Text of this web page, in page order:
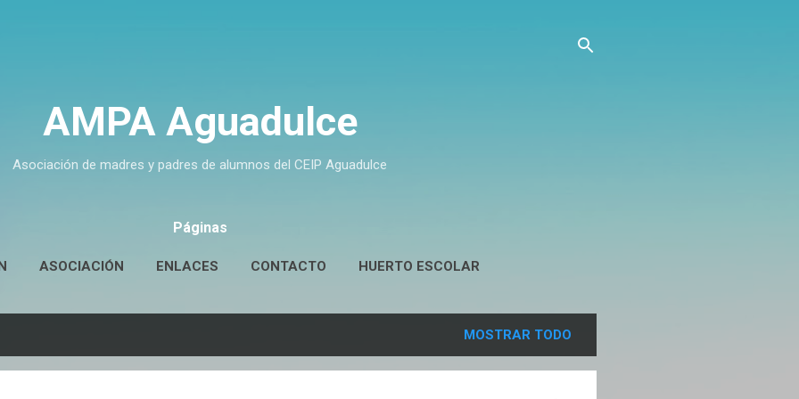
AMPA Aguadulce
Asociación de madres y padres de alumnos del CEIP Aguadulce
Páginas
ASOCIACIÓN ENLACES CONTACTO HUERTO ESCOLAR
MOSTRAR TODO